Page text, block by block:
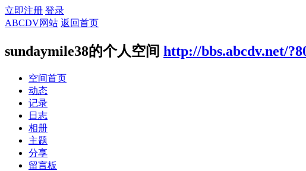
立即注册 登录
ABCDV网站 返回首页
sundaymile38的个人空间 http://bbs.abcdv.net/
空间首页
动态
记录
日志
相册
主题
分享
留言板